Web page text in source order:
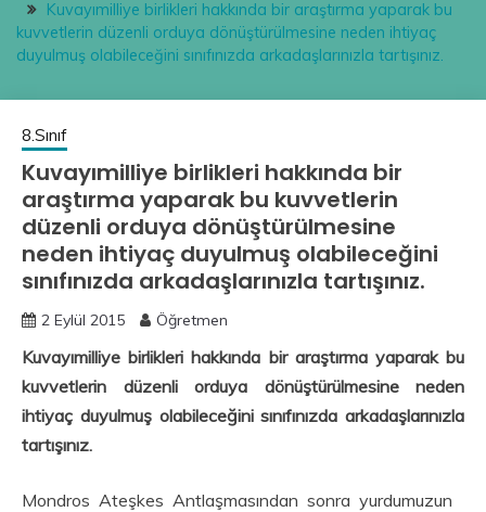
Kuvayımilliye birlikleri hakkında bir araştırma yaparak bu
kuvvetlerin düzenli orduya dönüştürülmesine neden ihtiyaç
duyulmuş olabileceğini sınıfınızda arkadaşlarınızla tartışınız.
8.Sınıf
Kuvayımilliye birlikleri hakkında bir
araştırma yaparak bu kuvvetlerin
düzenli orduya dönüştürülmesine
neden ihtiyaç duyulmuş olabileceğini
sınıfınızda arkadaşlarınızla tartışınız.
2 Eylül 2015 Öğretmen
Kuvayımilliye birlikleri hakkında bir araştırma yaparak bu
kuvvetlerin düzenli orduya dönüştürülmesine neden
ihtiyaç duyulmuş olabileceğini sınıfınızda arkadaşlarınızla
tartışınız.
Mondros Ateşkes Antlaşmasından sonra yurdumuzun